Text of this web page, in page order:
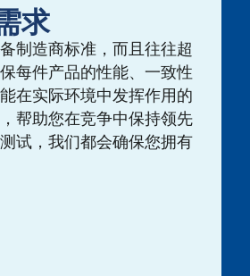
求
制造商标准，而且往往超
每件产品的性能、一致性
在实际环境中发挥作用的
帮助您在竞争中保持领先
试，我们都会确保您拥有